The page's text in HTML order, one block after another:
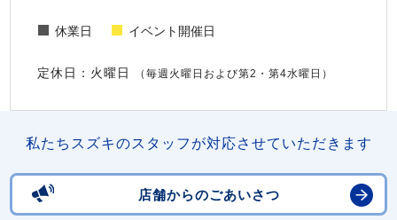
休業日 イベント開催日
定休日：火曜日 （毎週火曜日および第2・第4水曜日）
私たちスズキのスタッフが対応させていただきます
店舗からのごあいさつ